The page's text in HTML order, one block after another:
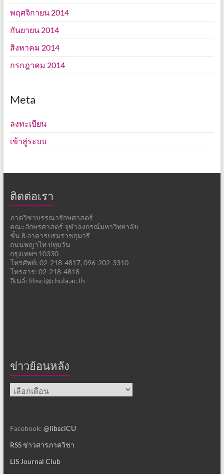
พฤศจิกายน 2014
กันยายน 2014
สิงหาคม 2014
กรกฎาคม 2014
Meta
ลงทะเบียน
เข้าสู่ระบบ
ติดต่อเรา
ภาควิชาบรรณารักษศาสตร์
คณะอักษรศาสตร์ จุฬาลงกรณ์มหาวิทยาลัย
ชั้น 8 อาคารบรมราชกุมารี
ถนนพญาไท ปทุมวัน
กรุงเทพฯ 10330
โทรศัพท์: 02-218-4817, 096-202-3310
โทรสาร: 02-218-4818
อีเมล์: libsci@chula.ac.th
ข่าวย้อนหลัง
ข่าว
ย้อน
Facebook: @libsciCU
RSS ข่าวสารภาควิชา
LIS Journal Club